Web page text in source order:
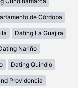
de Córdoba
Dating La Guajira
Nariño
Dating Quindio
Providencia